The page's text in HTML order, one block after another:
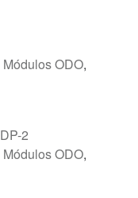
Módulos ODO,
Módulos ODO,